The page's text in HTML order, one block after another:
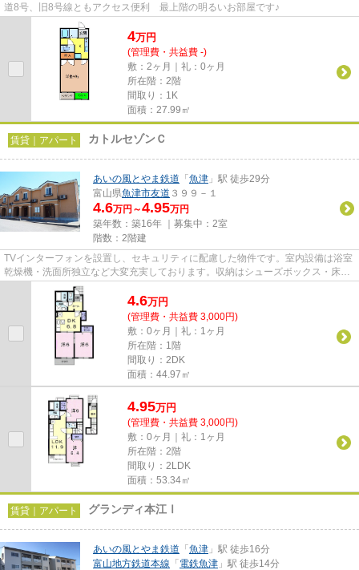
道8号、旧8号線ともアクセス便利 最上階の明るいお部屋です♪
4万円
(管理費・共益費 -)
敷：2ヶ月｜礼：0ヶ月
所在階：2階
間取り：1K
面積：27.99㎡
賃貸｜アパート カトルセゾンＣ
あいの風とやま鉄道 「 魚津 」駅 徒歩29分
富山県魚津市友道 ３９９－１
4.6万円～4.95万円
築年数：築16年 ｜募集中： 2室
階数：2階建
TVインターフォンを設置し、セキュリティに配慮した物件です。室内設備は浴室
乾燥機・洗面所独立など大変充実しております。収納はシューズボックス・床下
収納などが備え付けられてい...
4.6万円
(管理費・共益費 3,000円)
敷：0ヶ月｜礼：1ヶ月
所在階：1階
間取り：2DK
面積：44.97㎡
4.95万円
(管理費・共益費 3,000円)
敷：0ヶ月｜礼：1ヶ月
所在階：2階
間取り：2LDK
面積：53.34㎡
賃貸｜アパート グランディ本江Ⅰ
あいの風とやま鉄道 「 魚津 」駅 徒歩16分
富山地方鉄道本線 「 電鉄魚津 」駅 徒歩14分